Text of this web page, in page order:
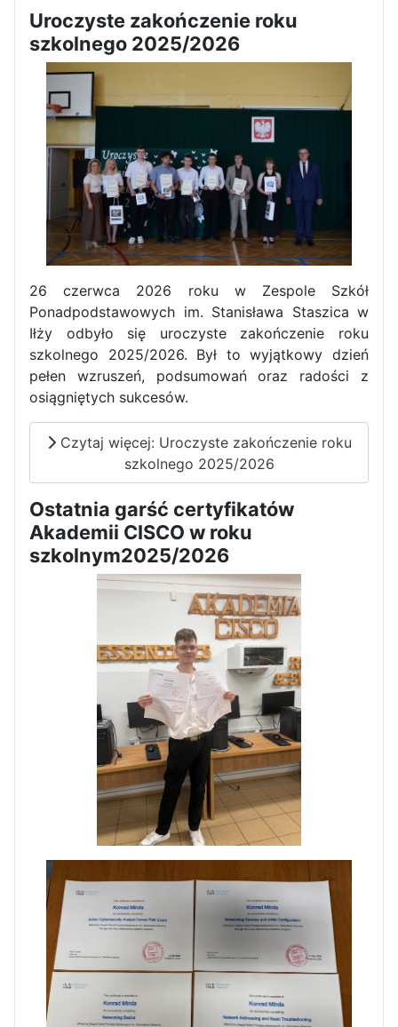
Zawody Sportowo – Obronne
klas OPW
Apel z okazji 235-tej rocznicy
uchwalenia Konstytucji 3 Maja
Dni Otwarte w „Staszicu” za
nami
Informatycy zapraszają do
Staszica w Iłży!
Zakończenie roku maturzystów
Uroczyste zakończenie roku
szkolnego 2025/2026
26 czerwca 2026 roku w Zespole Szkół
Ponadpodstawowych im. Stanisława Staszica w
Iłży odbyło się uroczyste zakończenie roku
szkolnego 2025/2026. Był to wyjątkowy dzień
pełen wzruszeń, podsumowań oraz radości z
osiągniętych sukcesów.
Czytaj więcej: Uroczyste zakończenie roku
szkolnego 2025/2026
Ostatnia garść certyfikatów
Akademii CISCO w roku
szkolnym2025/2026